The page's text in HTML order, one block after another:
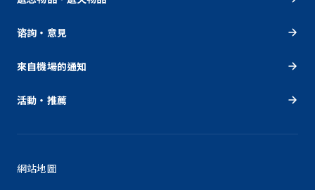
谘詢・意見
來自機場的通知
活動・推薦
網站地圖